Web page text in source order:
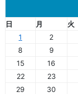
日
月 火
1
2
8
9
15
16
22
23
29
30